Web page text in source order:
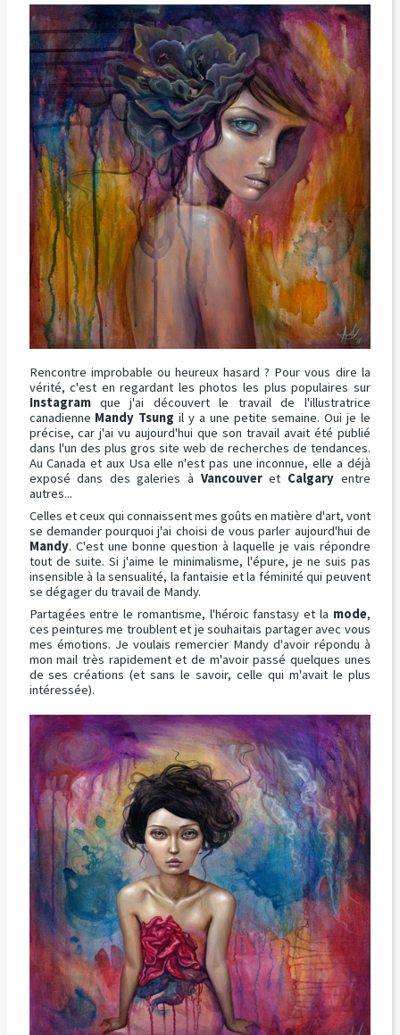
Rencontre improbable ou heureux hasard ? Pour vous dire la
vérité, c'est en regardant les photos les plus populaires sur
Instagramque j'ai découvert le travail de l'illustratrice
canadienne Mandy Tsung il y a une petite semaine. Oui je le
précise, car j'ai vu aujourd'hui que son travail avait été publié
dans l'un des plus gros site web de recherches de tendances.
Au Canada et aux Usa elle n'est pas une inconnue, elle a déjà
exposé dans des galeries à Vancouveret Calgary entre
autres...
Celles et ceux qui connaissent mes goûts en matière d'art, vont
se demander pourquoi j'ai choisi de vous parler aujourd'hui de
Mandy. C'est une bonne question à laquelle je vais répondre
tout de suite. Si j'aime le minimalisme, l'épure, je ne suis pas
insensible à la sensualité, la fantaisie et la féminité qui peuvent
se dégager du travail de Mandy.
Partagées entre le romantisme, l'héroic fanstasy et la mode,
ces peintures me troublent et je souhaitais partager avec vous
mes émotions. Je voulais remercier Mandy d'avoir répondu à
mon mail très rapidement et de m'avoir passé quelques unes
de ses créations (et sans le savoir, celle qui m'avait le plus
intéressée).